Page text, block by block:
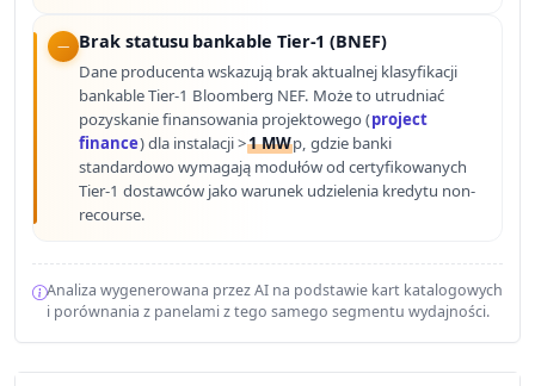
Brak statusu bankable Tier-1 (BNEF)
Dane producenta wskazują brak aktualnej klasyfikacji
bankable Tier-1 Bloomberg NEF. Może to utrudniać
pozyskanie finansowania projektowego (project
finance) dla instalacji >1 MWp, gdzie banki
standardowo wymagają modułów od certyfikowanych
Tier-1 dostawców jako warunek udzielenia kredytu non-
recourse.
Analiza wygenerowana przez AI na podstawie kart katalogowych
i porównania z panelami z tego samego segmentu wydajności.